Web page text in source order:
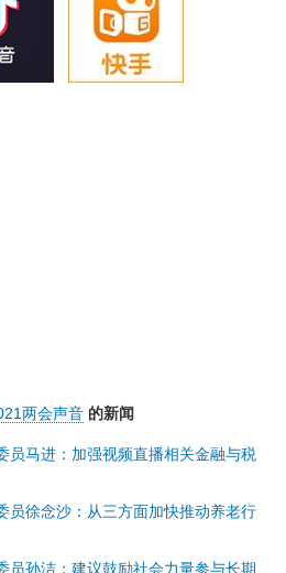
两会声音 的新闻
员马进：加强视频直播相关金融与税
员徐念沙：从三方面加快推动养老行
员孙洁：建议鼓励社会力量参与长期